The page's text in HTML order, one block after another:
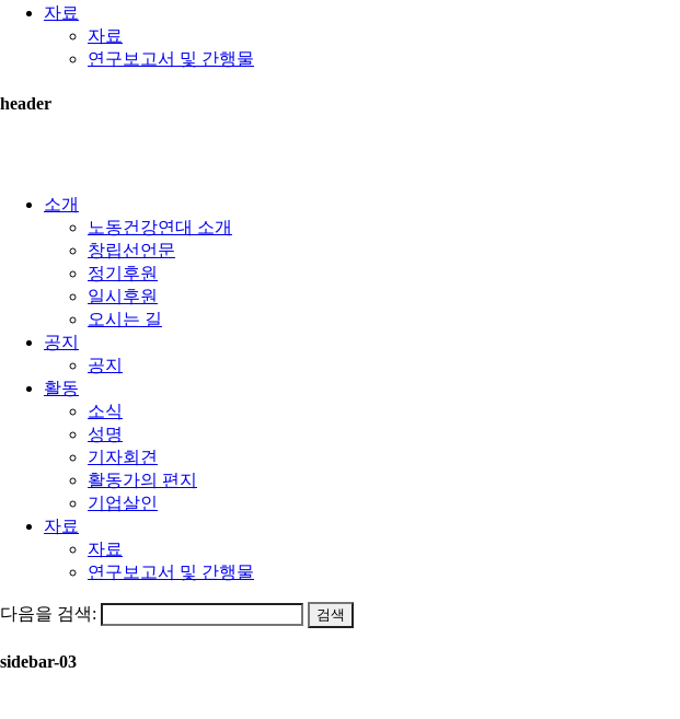
자료
자료
연구보고서 및 간행물
header
소개
노동건강연대 소개
창립선언문
정기후원
일시후원
오시는 길
공지
공지
활동
소식
성명
기자회견
활동가의 편지
기업살인
자료
자료
연구보고서 및 간행물
다음을 검색:
sidebar-03